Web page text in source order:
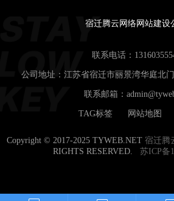
宿迁腾云网络网站建设
联系电话：
公司地址：江苏省宿迁市丽景湾华庭北
联系邮箱：
网站地图
TAG标签
Copyright © 2017-2025 TYWEB.NET 宿迁腾
RIGHTS RESERVED. 苏ICP备